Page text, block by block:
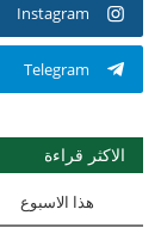
Instagram
Telegram
الاكثر قراءة
هذا الاسبوع